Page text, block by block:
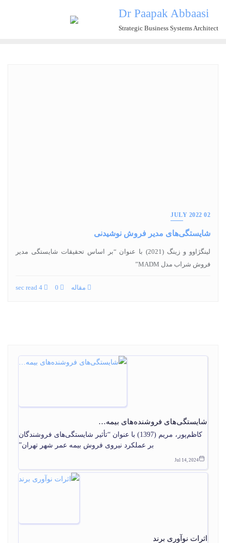
content
Dr Paapak Abbaasi
Strategic Business Systems Architect
02 JULY 2022
شایستگی‌های مدیر فروش نوشیدنی
لینگژاوو و زینگ (2021) با عنوان “بر اساس تحقیقات شایستگی مدیر
فروش شراب مدل MADM”
مقاله
شایستگی‌های فروشنده‌های بیمه…
کاظم‌پور، مریم (1397) با عنوان “تأثیر شایستگی‌های فروشندگان
بر عملکرد نیروی فروش بیمه عمر شهر تهران”
Jul 14, 2024
اثرات نوآوری برند